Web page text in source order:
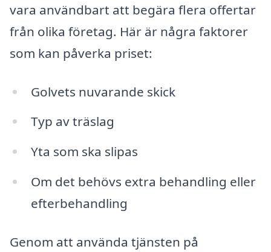
vara användbart att begära flera offertar
från olika företag. Här är några faktorer
som kan påverka priset:
Golvets nuvarande skick
Typ av träslag
Yta som ska slipas
Om det behövs extra behandling eller
efterbehandling
Genom att använda tjänsten på